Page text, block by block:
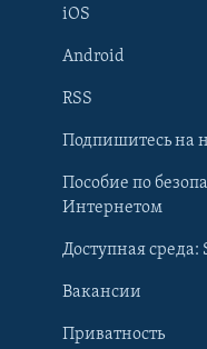
Learning English
iOS
Android
RSS
Подпишитесь на
Пособие по
Интернетом
Доступная среда:
Вакансии
Приватность